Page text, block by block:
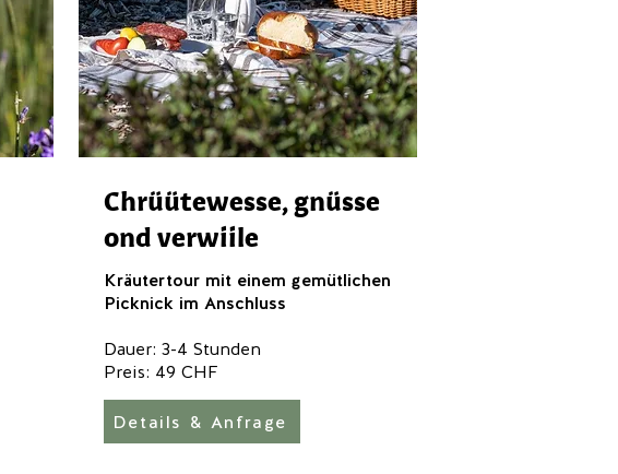
Chrüütewesse, gnüsse
ond verwiile
Kräutertour mit einem gemütlichen
Picknick im Anschluss
Dauer: 3-4 Stunden
Preis: 49 CHF
Details & Anfrage